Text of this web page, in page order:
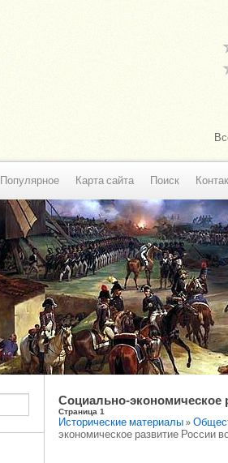
Популярное Карта сайта Поиск
Социально-экономическое
Страница 1
Исторические материалы »
экономическое развитие России